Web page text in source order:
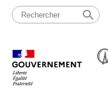
Passer
contenu